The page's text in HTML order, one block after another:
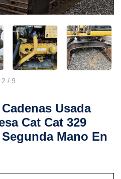
2 / 9
Usada
Cat Cat 329
Mano En